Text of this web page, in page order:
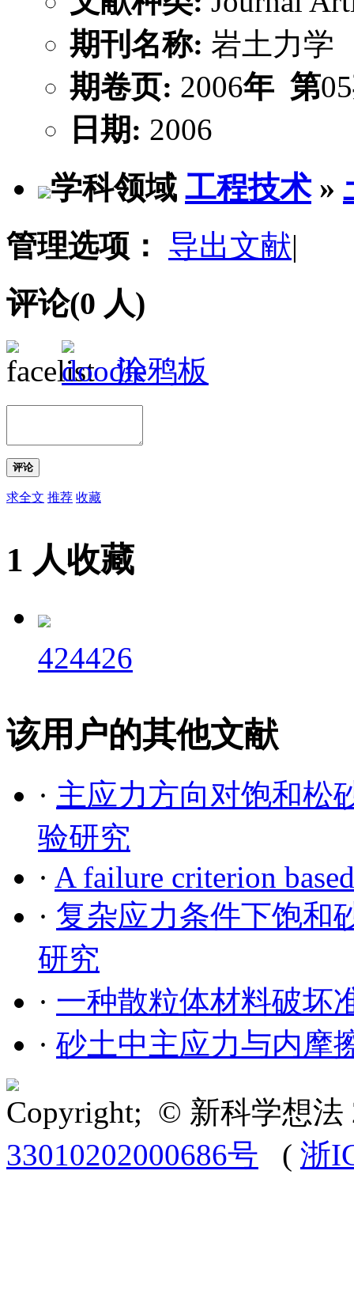
期刊名称: 岩土力学
期卷页: 2006年 第05
日期: 2006
学科领域 工程技术»
管理选项： 导出文献|
评论(0 人)
涂鸦板
评论
求全文 推荐 收藏
1 人收藏
424426
该用户的其他文献
· 主应力方向对饱和松
验研究
· A failure criterion
· 复杂应力条件下饱和
研究
· 一种散粒体材料破坏
· 砂土中主应力与内摩
Copyright; © 新科学想
33010202000686号 ( 浙